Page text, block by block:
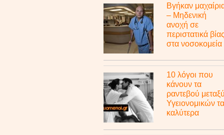
Βγήκαν
– Μηδενική
ανοχή σε
περιστατικά βίας
στα νοσοκομεία
10 λόγοι που
κάνουν τα
ραντεβού μεταξύ
Υγειονομικών τα
καλύτερα